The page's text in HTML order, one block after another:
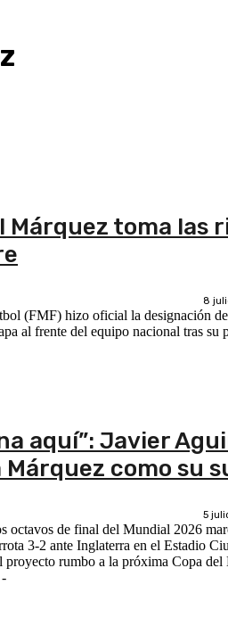
Márquez toma las
8
(FMF) hizo oficial la designación
al frente del equipo nacional tras
aquí”: Javier
como su
5
octavos de final del Mundial 2026
3-2 ante Inglaterra en el Estadio
proyecto rumbo a la próxima Copa del